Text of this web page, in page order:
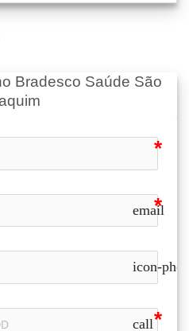
Bradesco Saúde São
email
icon-
call